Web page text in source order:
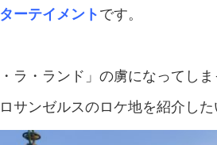
ーテイメント です。
ラ・ランド」の虜になってしま
サンゼルスのロケ地を紹介した